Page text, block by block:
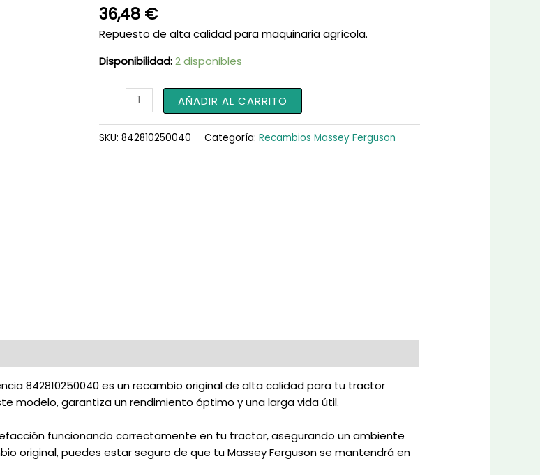
36,48 €
Repuesto de alta calidad para maquinaria agrícola.
Disponibilidad:2 disponibles
Calefacción
842810250040
cantidad
AÑADIR AL CARRITO
SKU: 842810250040 Categoría: Recambios Massey Ferguson
842810250040 es un recambio original de alta calidad para tu tractor
modelo, garantiza un rendimiento óptimo y una larga vida útil.
funcionando correctamente en tu tractor, asegurando un ambiente
original, puedes estar seguro de que tu Massey Ferguson se mantendrá en